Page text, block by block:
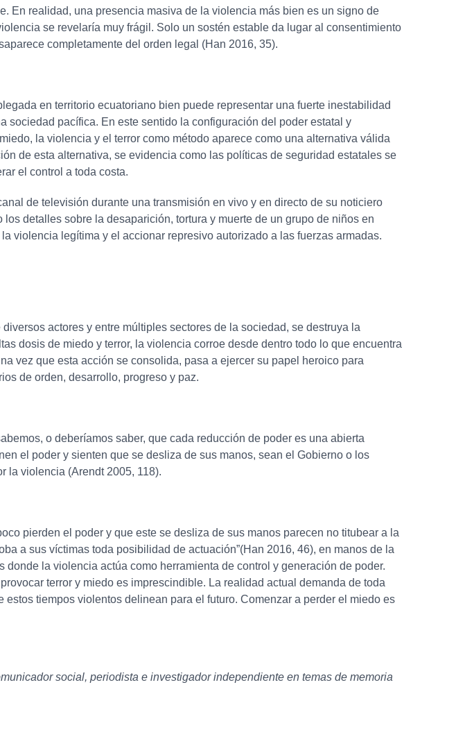
En realidad, una presencia masiva de la violencia más bien es un signo de
se revelaría muy frágil. Solo un sostén estable da lugar al consentimiento
completamente del orden legal (Han 2016, 35).
en territorio ecuatoriano bien puede representar una fuerte inestabilidad
sociedad pacífica. En este sentido la configuración del poder estatal y
la violencia y el terror como método aparece como una alternativa válida
de esta alternativa, se evidencia como las políticas de seguridad estatales se
el control a toda costa.
de televisión durante una transmisión en vivo y en directo de su noticiero
detalles sobre la desaparición, tortura y muerte de un grupo de niños en
violencia legítima y el accionar represivo autorizado a las fuerzas armadas.
actores y entre múltiples sectores de la sociedad, se destruya la
dosis de miedo y terror, la violencia corroe desde dentro todo lo que encuentra
vez que esta acción se consolida, pasa a ejercer su papel heroico para
de orden, desarrollo, progreso y paz.
o deberíamos saber, que cada reducción de poder es una abierta
el poder y sienten que se desliza de sus manos, sean el Gobierno o los
la violencia (Arendt 2005, 118).
pierden el poder y que este se desliza de sus manos parecen no titubear a la
a sus víctimas toda posibilidad de actuación”(Han 2016, 46), en manos de la
la violencia actúa como herramienta de control y generación de poder.
terror y miedo es imprescindible. La realidad actual demanda de toda
tiempos violentos delinean para el futuro. Comenzar a perder el miedo es
social, periodista e investigador independiente en temas de memoria